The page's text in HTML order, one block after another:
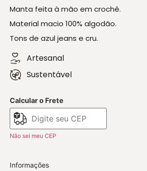
Manta feita à mão em crochê.
Material macio 100% algodão.
Tons de azul jeans e cru.
Artesanal
Sustentável
Calcular o Frete
Não sei meu CEP
Informações